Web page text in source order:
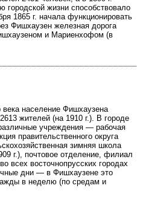
городской жизни способствовало
1865 г. начала функционировать
Фишхаузен железная дорога
и Мариенхофом (в
века население Фишхаузена
жителей (на 1910 г.). В городе
учреждения — рабочая
правительственного округа
зимняя школа
г.), почтовое отделение, филиал
всех восточнопрусских городах
дни — в Фишхаузене это
в неделю (по средам и